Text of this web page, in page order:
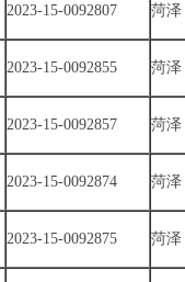
2023-15-0092807 菏泽
2023-15-0092855 菏泽
2023-15-0092857 菏泽
2023-15-0092874 菏泽
2023-15-0092875 菏泽